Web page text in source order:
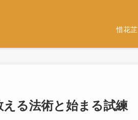
惜花芷
る法術と始まる試練